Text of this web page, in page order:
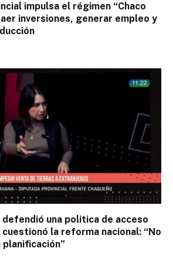
impulsa el régimen “Chaco
inversiones, generar empleo y
defendió una política de acceso
la reforma nacional: “No